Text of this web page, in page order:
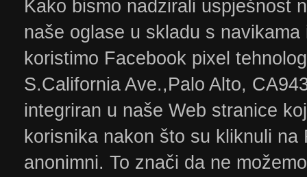
Kako bismo nadzirali uspješnost
naše oglase u skladu s
koristimo Facebook pixel
S.California Ave.,Palo Alto,
integriran u naše Web stranice
korisnika nakon što su kliknuli
anonimni. To znači da ne